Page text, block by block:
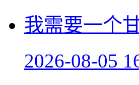
我需要一个
2026-08-05